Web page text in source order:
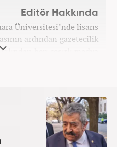
Editör Hakkında
Üniversitesi’nde lisans
ardından gazetecilik
beri çeşitli medya
‘gündem editörü’ olarak